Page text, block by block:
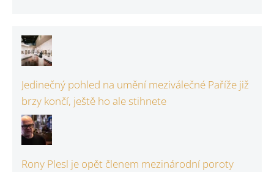
Jedinečný pohled na umění meziválečné Paříže již
brzy končí, ještě ho ale stihnete
Rony Plesl je opět členem mezinárodní poroty